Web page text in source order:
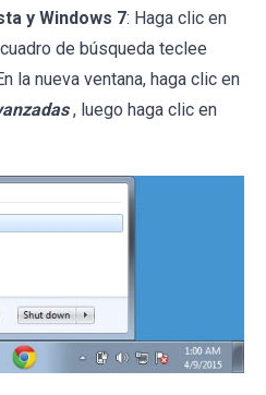
y Windows 7: Haga clic en
de búsqueda teclee
la nueva ventana, haga clic en
, luego haga clic en